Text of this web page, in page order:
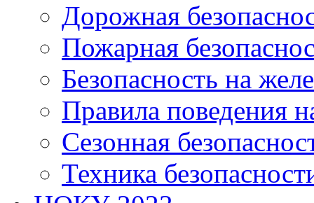
Дорожная
Пожарная
Безопасность на
Правила поведения
Сезонная
Техника